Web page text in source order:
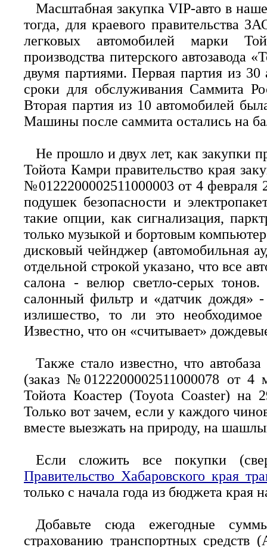
Масштабная закупка VIP-авто в
тогда, для краевого правительства
легковых автомобилей марки
производства питерского автозавода
двумя партиями. Первая партия из
сроки для обслуживания Саммита
Вторая партия из 10 автомобилей
Машины после саммита остались на
Не прошло и двух лет, как закупки
Тойота Камри правительство края
№0122200002511000003 от 4 февраля
подушек безопасности и
такие опции, как сигнализация,
только музыкой и бортовым
дисковый чейнджер (автомобильная
отдельной строкой указано, что все
салона - велюр светло-серых тонов.
салонный фильтр и «датчик дождя»
излишество, то ли это
Известно, что он «считывает»
Также стало известно, что
(заказ №0122200002511000078 от 4
Тойота Коастер (Toyota Coaster) на
Только вот зачем, если у каждого
вместе выезжать на природу, на
Если сложить все покупки
Правительство Хабаровского края
только с начала года из бюджета края
Добавьте сюда ежегодные
страхованию транспортных